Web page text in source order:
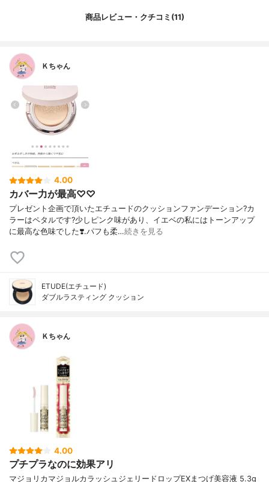
商品レビュー・クチコミ(11)
Ｋちゃん
4.00
カバー力が最高♡♡
プレゼント企画で頂いたエチュードのクッションファンデーション?カ
ラーはペタルです?少しピンク味があり、イエベの私にはトーンアップ
に最高な色味でした❣️.パフも柔…続きを見る
ETUDE(エチュード)
ダブルラスティング クッション
Ｋちゃん
4.00
プチプラなのに効果アリ
マジョリカマジョルカラッシュジェリードロップEXまつげ美容液 5.3g